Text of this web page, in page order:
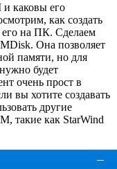
и каковы его
как создать
его на ПК. Сделаем
Она позволяет
памяти, но для
будет
очень прост в
вы хотите создавать
другие
такие как StarWind